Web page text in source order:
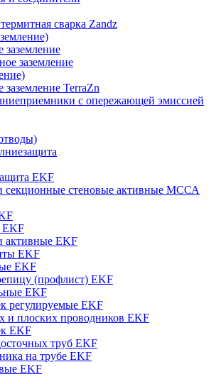
сварка Zandz
заземление
заземление
заземление TerraZn
с опережающей эмиссией
EKF
стеновые активные МССА
активные EKF
EKF
EKF
(профлист) EKF
EKF
регулируемые EKF
и плоских проводников EKF
EKF
труб EKF
на трубе EKF
EKF